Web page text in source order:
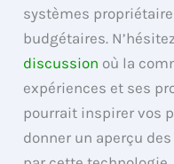
systèmes
budgétaires.
discussion où la
expériences et ses
pourrait inspirer vos
donner un aperçu